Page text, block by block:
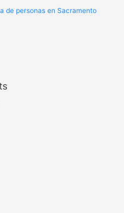
de personas en Sacramento